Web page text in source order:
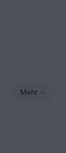
Mehr